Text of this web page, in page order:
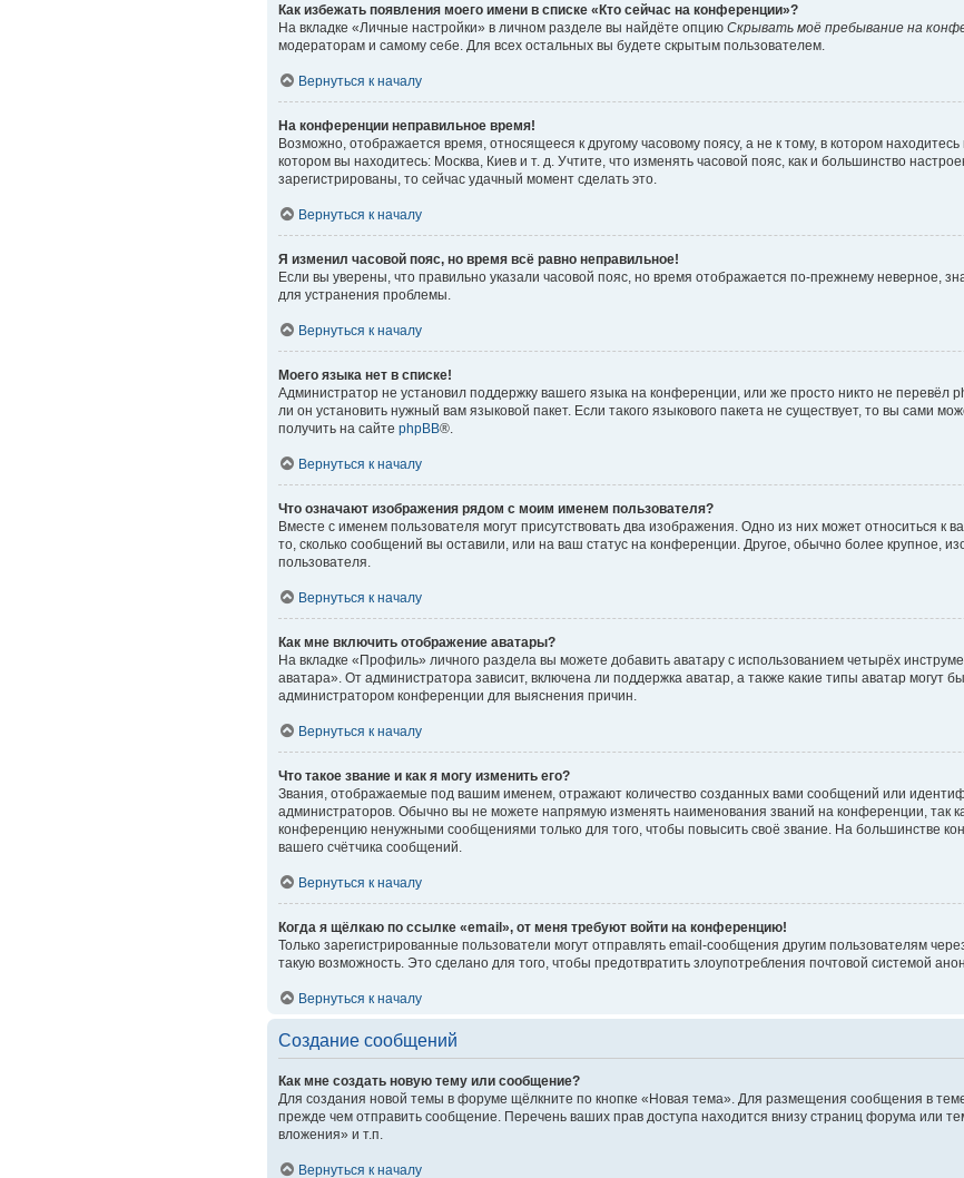
Как избежать появления моего имени в списке «Кто сейчас на конференции»?
На вкладке «Личные настройки» в личном разделе вы найдёте опциюСкрывать моё пребывание на
модераторам и самому себе. Для всех остальных вы будете скрытым пользователем.
Вернуться к началу
На конференции неправильное время!
Возможно, отображается время, относящееся к другому часовому поясу, а не к тому, в котором
котором вы находитесь: Москва, Киев и т. д. Учтите, что изменять часовой пояс, как и большинство
зарегистрированы, то сейчас удачный момент сделать это.
Вернуться к началу
Я изменил часовой пояс, но время всё равно неправильное!
Если вы уверены, что правильно указали часовой пояс, но время отображается по-прежнему неверное,
для устранения проблемы.
Вернуться к началу
Моего языка нет в списке!
Администратор не установил поддержку вашего языка на конференции, или же просто никто не
ли он установить нужный вам языковой пакет. Если такого языкового пакета не существует, то вы
получить на сайтеphpBB®.
Вернуться к началу
Что означают изображения рядом с моим именем пользователя?
Вместе с именем пользователя могут присутствовать два изображения. Одно из них может относиться к
то, сколько сообщений вы оставили, или на ваш статус на конференции. Другое, обычно более крупное,
пользователя.
Вернуться к началу
Как мне включить отображение аватары?
На вкладке «Профиль» личного раздела вы можете добавить аватару с использованием четырёх
аватара». От администратора зависит, включена ли поддержка аватар, а также какие типы аватар могут
администратором конференции для выяснения причин.
Вернуться к началу
Что такое звание и как я могу изменить его?
Звания, отображаемые под вашим именем, отражают количество созданных вами сообщений или
администраторов. Обычно вы не можете напрямую изменять наименования званий на конференции, так
конференцию ненужными сообщениями только для того, чтобы повысить своё звание. На большинстве
вашего счётчика сообщений.
Вернуться к началу
Когда я щёлкаю по ссылке «email», от меня требуют войти на конференцию!
Только зарегистрированные пользователи могут отправлять email-сообщения другим пользователям
такую возможность. Это сделано для того, чтобы предотвратить злоупотребления почтовой системой
Вернуться к началу
Создание сообщений
Как мне создать новую тему или сообщение?
Для создания новой темы в форуме щёлкните по кнопке «Новая тема». Для размещения сообщения в
прежде чем отправить сообщение. Перечень ваших прав доступа находится внизу страниц форума
вложения» и т.п.
Вернуться к началу